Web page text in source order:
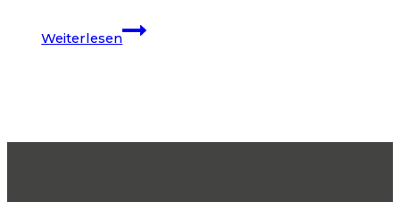
Weiterlesen
Neuseeland